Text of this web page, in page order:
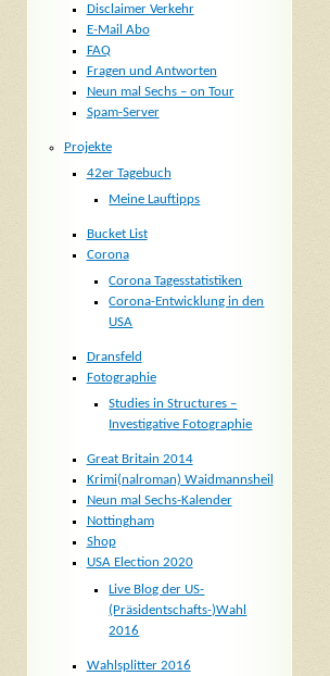
Disclaimer Verkehr
E-Mail Abo
FAQ
Fragen und Antworten
Neun mal Sechs – on Tour
Spam-Server
Projekte
42er Tagebuch
Meine Lauftipps
Bucket List
Corona
Corona Tagesstatistiken
Corona-Entwicklung in den
USA
Dransfeld
Fotographie
Studies in Structures –
Investigative Fotographie
Great Britain 2014
Krimi(nalroman) Waidmannsheil
Neun mal Sechs-Kalender
Nottingham
Shop
USA Election 2020
Live Blog der US-
(Präsidentschafts-)Wahl
2016
Wahlsplitter 2016